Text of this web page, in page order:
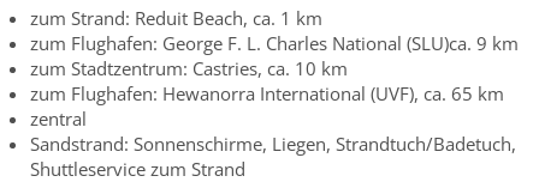
zum Strand: Reduit Beach, ca. 1 km
zum Flughafen: George F. L. Charles National (SLU)ca. 9 km
zum Stadtzentrum: Castries, ca. 10 km
zum Flughafen: Hewanorra International (UVF), ca. 65 km
zentral
Sandstrand: Sonnenschirme, Liegen, Strandtuch/Badetuch,
Shuttleservice zum Strand